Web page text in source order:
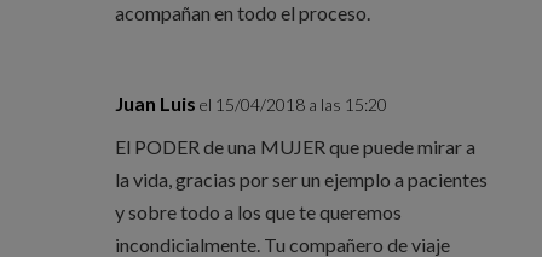
acompañan en todo el proceso.
Juan Luis el 15/04/2018 a las 15:20
El PODER de una MUJER que puede mirar a
la vida, gracias por ser un ejemplo a pacientes
y sobre todo a los que te queremos
incondicialmente. Tu compañero de viaje